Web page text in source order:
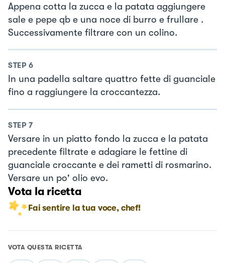
Appena cotta la zucca e la patata aggiungere
sale e pepe qb e una noce di burro e frullare .
Successivamente filtrare con un colino.
STEP 6
In una padella saltare quattro fette di guanciale
fino a raggiungere la croccantezza.
STEP 7
Versare in un piatto fondo la zucca e la patata
precedente filtrate e adagiare le fettine di
guanciale croccante e dei rametti di rosmarino.
Versare un po' olio evo.
Vota la ricetta
Fai sentire la tua voce, chef!
VOTA QUESTA RICETTA